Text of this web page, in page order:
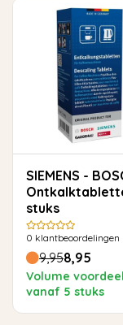
SIEMENS -
stuks
0 klantbeoordelingen
9,958,95
Volume voordeel
vanaf 5 stuks